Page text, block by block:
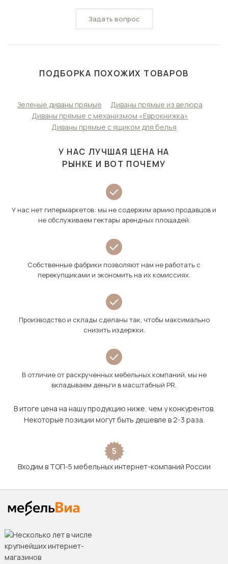
Задать вопрос
ПОДБОРКА ПОХОЖИХ ТОВАРОВ
Зеленые диваны прямые
Диваны прямые из велюра
Диваны прямые с механизмом «Еврокнижка»
Диваны прямые с ящиком для белья
У НАС ЛУЧШАЯ ЦЕНА НА
РЫНКЕ И ВОТ ПОЧЕМУ
У нас нет гипермаркетов: мы не содержим армию продавцов и
не обслуживаем гектары арендных площадей.
Собственные фабрики позволяют нам не работать с
перекупщиками и экономить на их комиссиях.
Производство и склады сделаны так, чтобы максимально
снизить издержки.
В отличие от раскрученных мебельных компаний, мы не
вкладываем деньги в масштабный PR.
В итоге цена на нашу продукцию ниже, чем у конкурентов.
Некоторые позиции могут быть дешевле в 2-3 раза.
5
Входим в ТОП-5 мебельных интернет-компаний России